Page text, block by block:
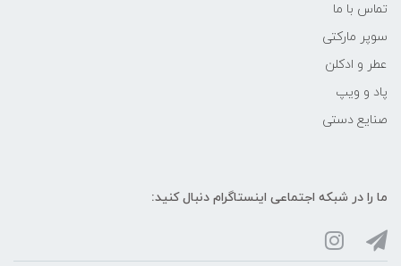
تماس با ما
سوپر مارکتی
عطر و ادکلن
پاد و ویپ
صنایع دستی
ما را در شبکه‌ اجتماعی اینستاگرام دنبال کنید: